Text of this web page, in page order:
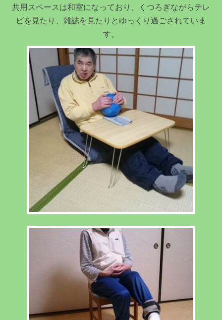
共用スペースは和室になっており、くつろぎながらテレ
ビを見たり、雑誌を見たりとゆっくり過ごされていま
す。